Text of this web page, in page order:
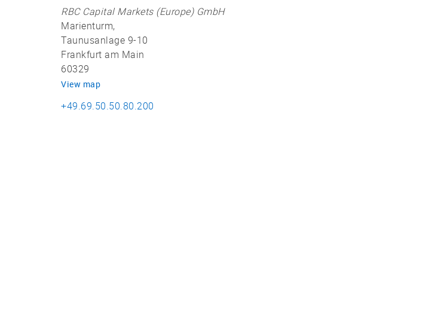
RBC Capital Markets (Europe) GmbH
Marienturm,
Taunusanlage 9-10
Frankfurt am Main
60329
View map
+49.69.50.50.80.200